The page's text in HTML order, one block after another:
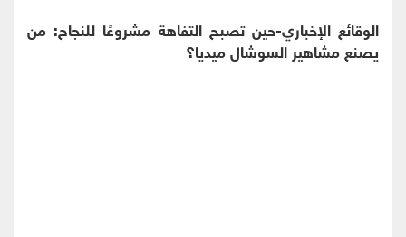
الوقائع الإخباري-حين تصبح التفاهة مشروعًا للنجاح: من
يصنع مشاهير السوشال ميديا؟